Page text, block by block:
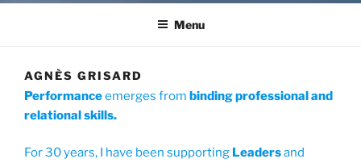
Menu
AGNÈS GRISARD
Performanceemerges from binding professional and
relational skills.
For 30 years, I have been supporting Leadersand